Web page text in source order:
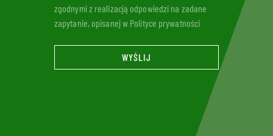
zgodnymi z realizacją odpowiedzi na zadane
zapytanie, opisanej w Polityce prywatności
WYŚLIJ